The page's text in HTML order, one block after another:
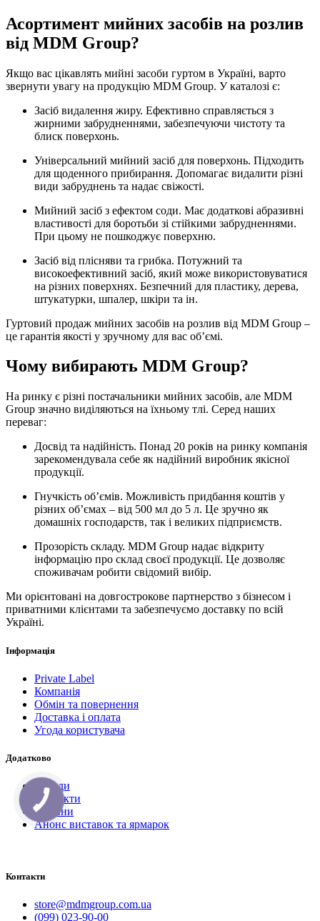
Асортимент мийних засобів на розлив
від MDM Group?
Якщо вас цікавлять мийні засоби гуртом в Україні, варто
звернути увагу на продукцію MDM Group. У каталозі є:
Засіб видалення жиру. Ефективно справляється з
жирними забрудненнями, забезпечуючи чистоту та
блиск поверхонь.
Універсальний мийний засіб для поверхонь. Підходить
для щоденного прибирання. Допомагає видалити різні
види забруднень та надає свіжості.
Мийний засіб з ефектом соди. Має додаткові абразивні
властивості для боротьби зі стійкими забрудненнями.
При цьому не пошкоджує поверхню.
Засіб від плісняви ​​та грибка. Потужний та
високоефективний засіб, який може використовуватися
на різних поверхнях. Безпечний для пластику, дерева,
штукатурки, шпалер, шкіри та ін.
Гуртовий продаж мийних засобів на розлив від MDM Group –
це гарантія якості у зручному для вас об’ємі.
Чому вибирають MDM Group?
На ринку є різні постачальники мийних засобів, але MDM
Group значно виділяються на їхньому тлі. Серед наших
переваг:
Досвід та надійність. Понад 20 років на ринку компанія
зарекомендувала себе як надійний виробник якісної
продукції.
Гнучкість об’ємів. Можливість придбання коштів у
різних об’ємах – від 500 мл до 5 л. Це зручно як
домашніх господарств, так і великих підприємств.
Прозорість складу. MDM Group надає відкриту
інформацію про склад своєї продукції. Це дозволяє
споживачам робити свідомий вибір.
Ми орієнтовані на довгострокове партнерство з бізнесом і
приватними клієнтами та забезпечуємо доставку по всій
Україні.
Інформація
Private Label
Компанія
Обмін та повернення
Доставка і оплата
Угода користувача
Додатково
Бренди
Контакти
Новини
Анонс виставок та ярмарок
Контакти
store@mdmgroup.com.ua
(099) 023-90-00